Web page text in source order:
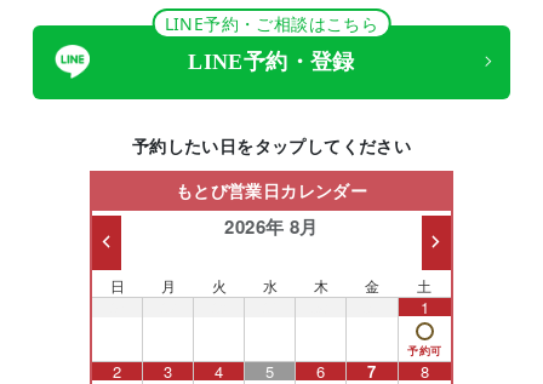
LINE予約・ご相談はこちら
LINE予約・登録
予約したい日をタップしてください
もとび営業日カレンダー
2026年 8月
日 月 火 水 木 金 土
1
2 3 4 5 6 7 8